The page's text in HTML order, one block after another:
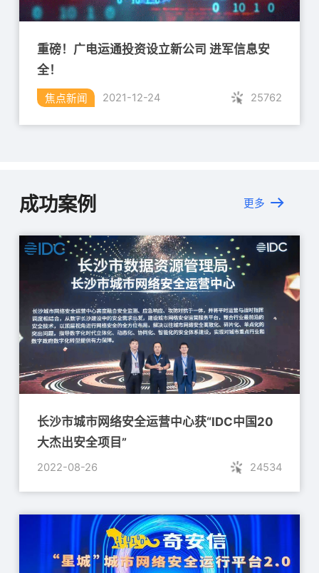
重磅！广电运通投资设立新公司 进军信息安
全！
焦点新闻 2021-12-24 25762
成功案例 更多
长沙市城市网络安全运营中心获“IDC中国20
大杰出安全项目”
2022-08-26 24534